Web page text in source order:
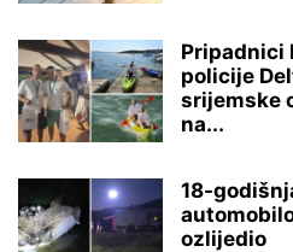
Pripadnici
policije
srijemske
na...
18-
ozlijedio